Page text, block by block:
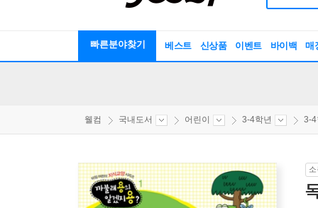
빠른분야찾기 베스트 신상품 이벤트 바이백 매
웰컴 국내도서 어린이 3-4학년 3-4